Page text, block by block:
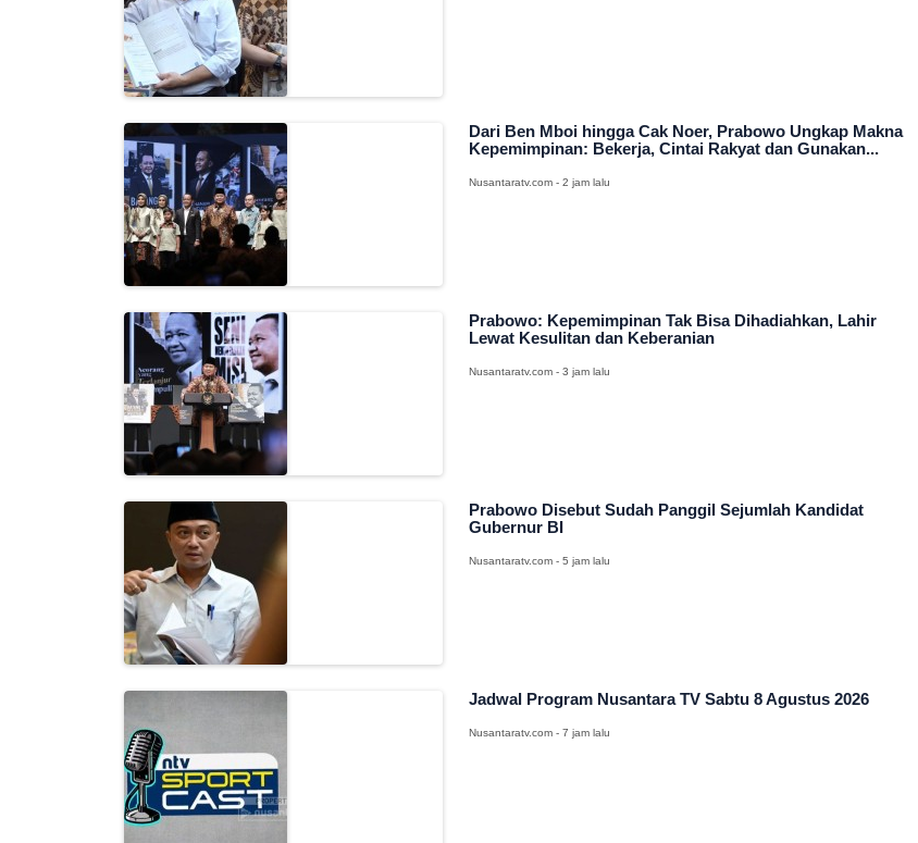
Dari Ben Mboi hingga Cak Noer, Prabowo Ungkap Makna
Kepemimpinan: Bekerja, Cintai Rakyat dan Gunakan...
Nusantaratv.com - 2 jam lalu
Prabowo: Kepemimpinan Tak Bisa Dihadiahkan, Lahir
Lewat Kesulitan dan Keberanian
Nusantaratv.com - 3 jam lalu
Prabowo Disebut Sudah Panggil Sejumlah Kandidat
Gubernur BI
Nusantaratv.com - 5 jam lalu
Jadwal Program Nusantara TV Sabtu 8 Agustus 2026
Nusantaratv.com - 7 jam lalu